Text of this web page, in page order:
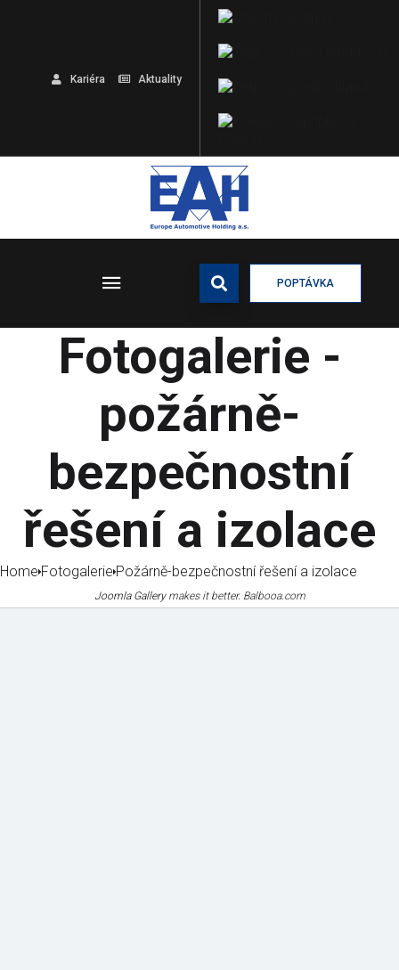
Kariéra Aktuality
POPTÁVKA
Fotogalerie -
požárně-
bezpečnostní
řešení a izolace
Home Fotogalerie Požárně-bezpečnostní řešení a izolace
Joomla Gallerymakes it better. Balbooa.com